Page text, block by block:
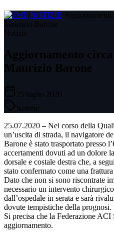
HOME NOTIZIE
Maurizio Barone
Notizie
Aggiornamento
Maurizio Barone
25 luglio 2020
Notizie
25.07.2020 – Nel corso della
un’uscita di strada, il navigatore
Barone è stato trasportato presso
accertamenti dovuti ad un dolore
dorsale e costale destra che, a
stato confermato come una
Dato che non si sono riscontrate
necessario un intervento
dall’ospedale in serata e sarà
dovute tempistiche della prognosi.
Si precisa che la Federazione
aggiornamento.